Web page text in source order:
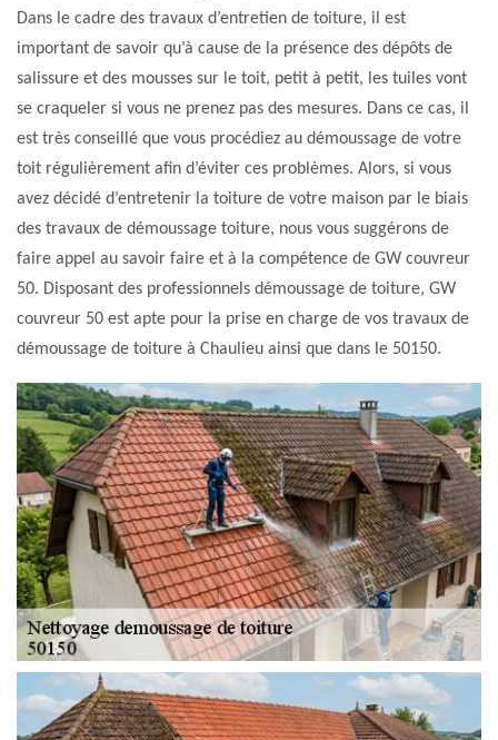
Dans le cadre des travaux d’entretien de toiture, il est
important de savoir qu’à cause de la présence des dépôts de
salissure et des mousses sur le toit, petit à petit, les tuiles vont
se craqueler si vous ne prenez pas des mesures. Dans ce cas, il
est très conseillé que vous procédiez au démoussage de votre
toit régulièrement afin d’éviter ces problèmes. Alors, si vous
avez décidé d’entretenir la toiture de votre maison par le biais
des travaux de démoussage toiture, nous vous suggérons de
faire appel au savoir faire et à la compétence de GW couvreur
50. Disposant des professionnels démoussage de toiture, GW
couvreur 50 est apte pour la prise en charge de vos travaux de
démoussage de toiture à Chaulieu ainsi que dans le 50150.